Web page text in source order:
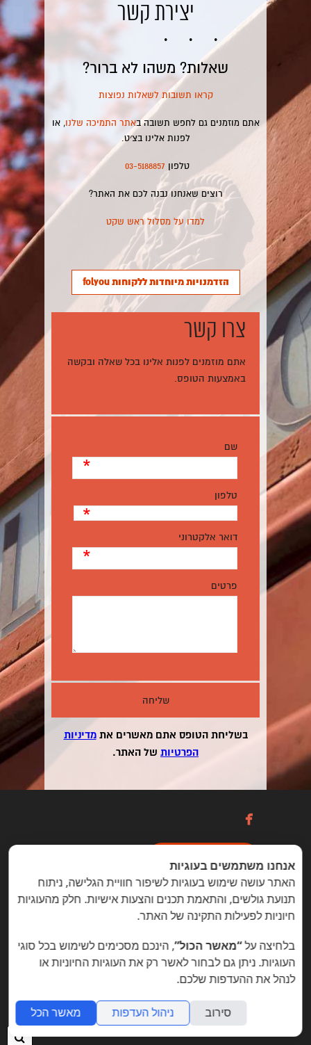
יצירת קשר
שאלות? משהו לא ברור?
קראו תשובות לשאלות נפוצות
אתם מוזמנים גם לחפש תשובה באתר התמיכה שלנו, או
לפנות אלינו בצ׳ט.
טלפון 03-5188857
רוצים שאנחנו נבנה לכם את האתר?
למדו על מסלול ראש שקט
הזדמנויות מיוחדות ללקוחות folyou
צרו קשר
אתם מוזמנים לפנות אלינו בכל שאלה ובקשה
באמצעות הטופס.
שם
*
טלפון
*
דואר אלקטרוני
*
פרטים
בשליחת הטופס אתם מאשרים אתמדיניות
הפרטיות של האתר.

הזדמנויות מיוחדות ללקוחות folyou
צרו איתנו קשר הצהרת נגישות משרות
מה חדש תמיכה תנאי שימוש
אפיליאייטס אתר דו לשוני חנות וירטואלית
אנחנו משתמשים בעוגיות
האתר עושה שימוש בעוגיות לשיפור חוויית הגלישה, ניתוח
תנועת גולשים, והתאמת תכנים והצעות אישיות. חלק מהעוגיות
חיוניות לפעילות התקינה של האתר.
בלחיצה על“מאשר הכול”, הינכם מסכימים לשימוש בכל סוגי
העוגיות. ניתן גם לבחור לאשר רק את העוגיות החיוניות או
לנהל את ההעדפות שלכם.
סירוב ניהול העדפות מאשר הכל